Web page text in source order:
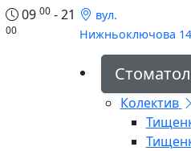
09 00- 21
00
вул.
Нижньоключова 14
Колектив